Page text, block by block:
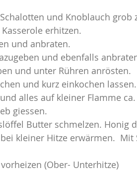
und Knoblauch grob
erhitzen.
und anbraten.
und ebenfalls
und unter Rühren anrösten.
und kurz einkochen lassen.
alles auf kleiner Flamme
giessen.
Butter schmelzen. Honig
kleiner Hitze erwärmen.
(Ober- Unterhitze)